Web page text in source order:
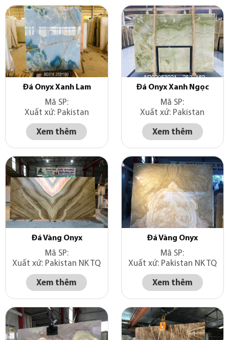
Đá Onyx Xanh Lam
Mã SP:
Xuất xứ: Pakistan
Xem thêm
Đá Onyx Xanh Ngọc
Mã SP:
Xuất xứ: Pakistan
Xem thêm
Đá Vàng Onyx
Mã SP:
Xuất xứ: Pakistan NK TQ
Xem thêm
Đá Vàng Onyx
Mã SP:
Xuất xứ: Pakistan NK TQ
Xem thêm